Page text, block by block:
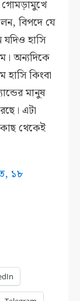
গোমড়ামুখে
বিপদে যে
হাসি
অন্যদিকে
হাসি কিংবা
মানুষ
এটা
থেকেই
১৮